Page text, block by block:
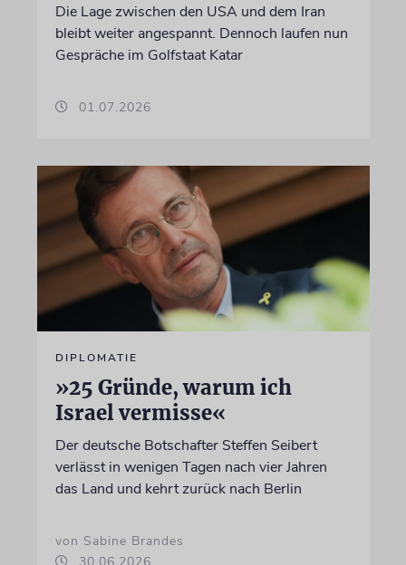
Die Lage zwischen den USA und dem Iran
bleibt weiter angespannt. Dennoch laufen nun
Gespräche im Golfstaat Katar
01.07.2026
DIPLOMATIE
»25 Gründe, warum ich
Israel vermisse«
Der deutsche Botschafter Steffen Seibert
verlässt in wenigen Tagen nach vier Jahren
das Land und kehrt zurück nach Berlin
von Sabine Brandes